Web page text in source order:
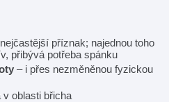
příznak; najednou toho
přibývá potřeba spánku
– i přes nezměněnou fyzickou
v oblasti břicha